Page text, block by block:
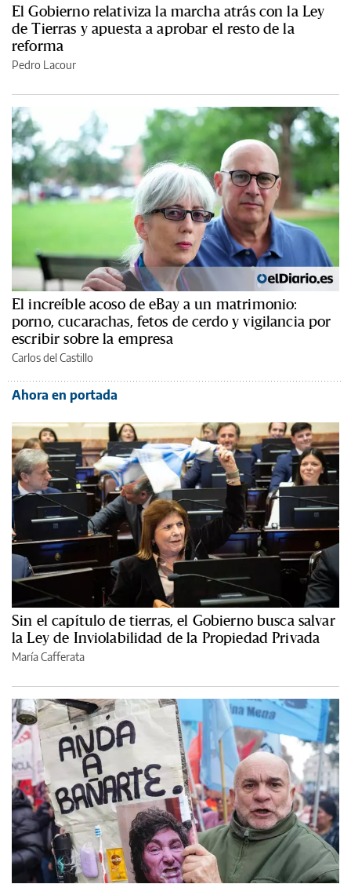
El Gobierno relativiza la marcha atrás con la Ley
de Tierras y apuesta a aprobar el resto de la
reforma
Pedro Lacour
El increíble acoso de eBay a un matrimonio:
porno, cucarachas, fetos de cerdo y vigilancia por
escribir sobre la empresa
Carlos del Castillo
Ahora en portada
Sin el capítulo de tierras, el Gobierno busca salvar
la Ley de Inviolabilidad de la Propiedad Privada
María Cafferata